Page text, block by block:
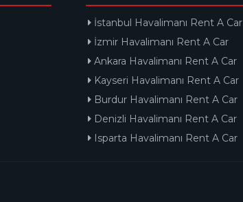
İstanbul Havalimanı Rent A Car
İzmir Havalimanı Rent A Car
Ankara Havalimanı Rent A Car
Kayseri Havalimanı Rent A Car
Burdur Havalimanı Rent A Car
Denizli Havalimanı Rent A Car
Isparta Havalimanı Rent A Car